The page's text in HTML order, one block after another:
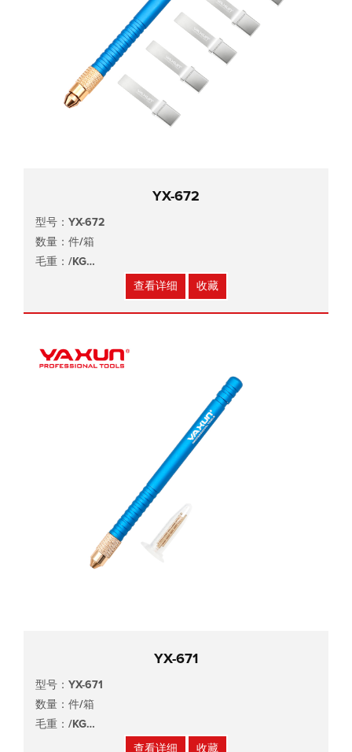
YX-672
型号：YX-672
数量：件/箱
毛重：/KG
查看详细 收藏
YX-671
型号：YX-671
数量：件/箱
毛重：/KG
查看详细 收藏